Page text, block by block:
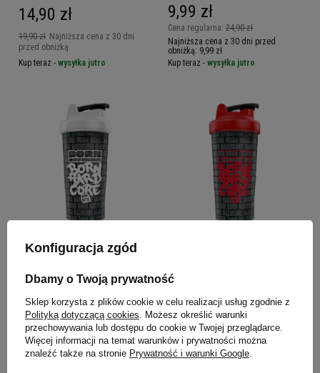
19,90 zł Najniższa cena z 30 dni
przed obniżką
14,90 zł
Kup teraz - wysyłka jutro
Cena regularna: 24,90 zł
9,99 zł
Najniższa cena z 30 dni przed
obniżką: 9,99 zł
Kup teraz - wysyłka jutro
Shaker Cup - 700ml
20,92 zł 20,92 zł
Konfiguracja zgód
Dbamy o Twoją prywatność
Sklep korzysta z plików cookie w celu realizacji usług zgodnie z
Polityką dotyczącą cookies . Możesz określić warunki
przechowywania lub dostępu do cookie w Twojej przeglądarce.
Więcej informacji na temat warunków i prywatności można
znaleźć także na stronie Prywatność i warunki Google